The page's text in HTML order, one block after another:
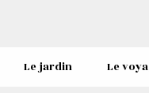
Le jardin Le